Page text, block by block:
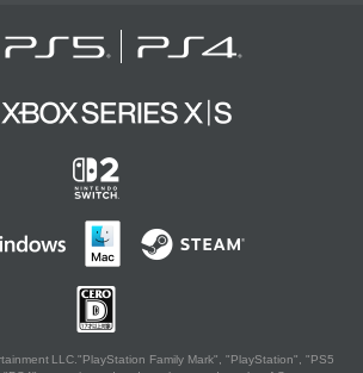
LLC."PlayStation Family Mark", "PlayStation", "PS5